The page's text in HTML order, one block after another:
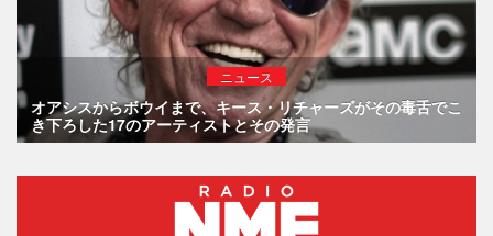
ニュース
オアシスからボウイまで、キース・リチャーズがその毒舌でこ
き下ろした17のアーティストとその発言